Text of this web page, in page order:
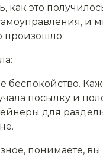
как это
и
произошло.
беспокойство.
посылку и
для
понимаете,